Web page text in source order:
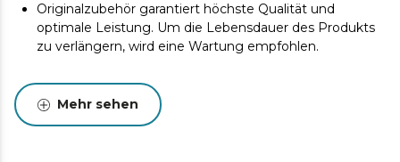
Originalzubehör garantiert höchste Qualität und
optimale Leistung. Um die Lebensdauer des Produkts
zu verlängern, wird eine Wartung empfohlen.
Mehr sehen